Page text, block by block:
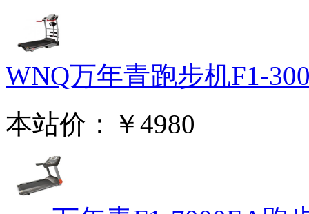
WNQ万年青跑步机F1-
本站价：
￥4980